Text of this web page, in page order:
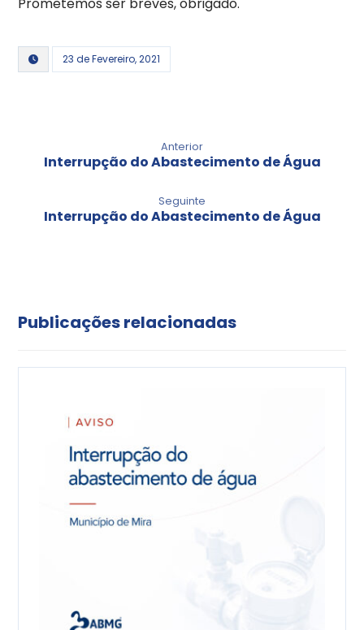
23 de Fevereiro, 2021
Anterior
Interrupção do Abastecimento de Água
Seguinte
Interrupção do Abastecimento de Água
Publicações relacionadas